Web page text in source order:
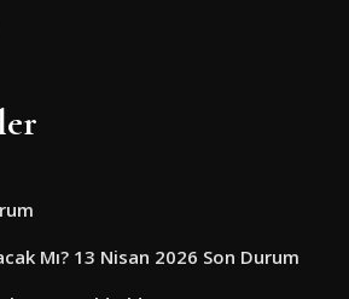
Mı? 13 Nisan 2026 Son Durum